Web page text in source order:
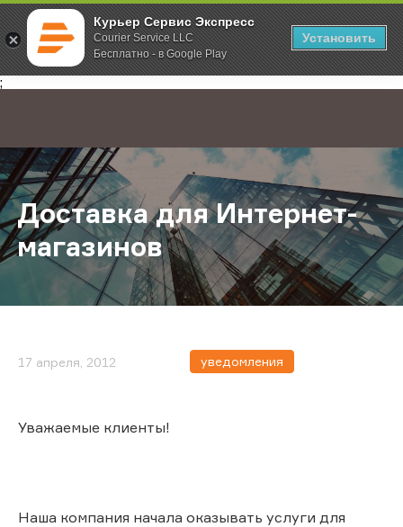
Курьер Сервис Экспресс
Courier Service LLC
Бесплатно - в Google Play
Установить
;
Главная О компании Новости Доставка для Интернет-магазинов
Доставка для Интернет-
магазинов
17 апреля, 2012 уведомления
Уважаемые клиенты!
Наша компания начала оказывать услуги для